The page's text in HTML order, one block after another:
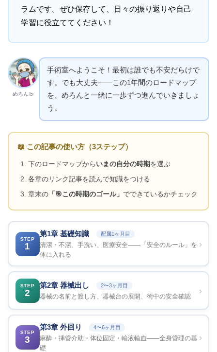
ラムです。ぜひ保存して、日々の振り返りや自己
学習に役立ててください！
めろん🍈
手術室へようこそ！最初は誰でも不安だらけで
す。でも大丈夫——この1年間のロードマップ
を、めろんと一緒に一歩ずつ進んでいきましょ
う。
📖 この記事の使い方（3ステップ）
下のロードマップからいまの自分の時期を選ぶ
各章のリンク記事を読んで知識をつける
章末の「🎯この時期のゴール」 でできているかチェック
STEP
1
第1章 基礎知識 配属1ヶ月目
清潔・不潔、手洗い、医療安全——「安全のルール」を
体に入れる
›
STEP
2
第2章 器械出し 2〜3ヶ月目
器械の名前と渡し方、器械台の展開、術中の安全確認
›
STEP
3
第3章 外回り 4〜6ヶ月目
麻酔・挿管介助・体位固定・輸液輸血——全身管理の基
礎
›